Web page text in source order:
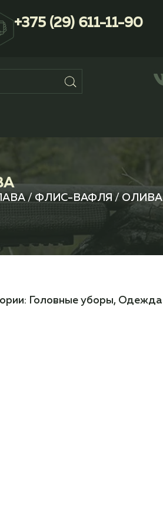
+375 (29) 611-11-90
/ ФЛИС-ВАФЛЯ / ОЛИВА
Головные уборы, Одежда